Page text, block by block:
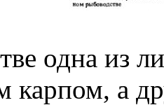
одна из
карпом, а